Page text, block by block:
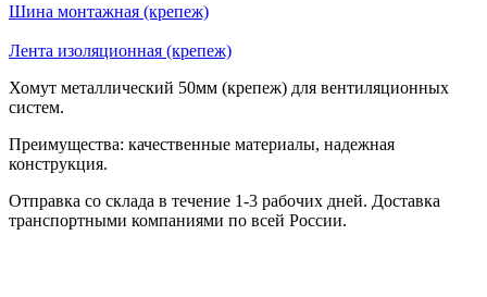
Шина монтажная (крепеж)
Лента изоляционная (крепеж)
Хомут металлический 50мм (крепеж) для вентиляционных
систем.
Преимущества: качественные материалы, надежная
конструкция.
Отправка со склада в течение 1-3 рабочих дней. Доставка
транспортными компаниями по всей России.